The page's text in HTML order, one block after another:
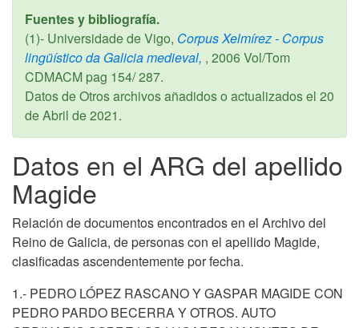
Fuentes y bibliografía.
(1)- Universidade de Vigo, Corpus Xelmírez - Corpus
lingüístico da Galicia medieval, , 2006Vol/Tom
CDMACM pag 154/ 287.
Datos de Otros archivos añadidos o actualizados el 20
de Abril de 2021.
Datos en el ARG del apellido
Magide
Relación de documentos encontrados en el Archivo del
Reino de Galicia, de personas con el apellido Magide,
clasificadas ascendentemente por fecha.
1.- PEDRO LÓPEZ RASCANO Y GASPAR MAGIDE CON
PEDRO PARDO BECERRA Y OTROS. AUTO